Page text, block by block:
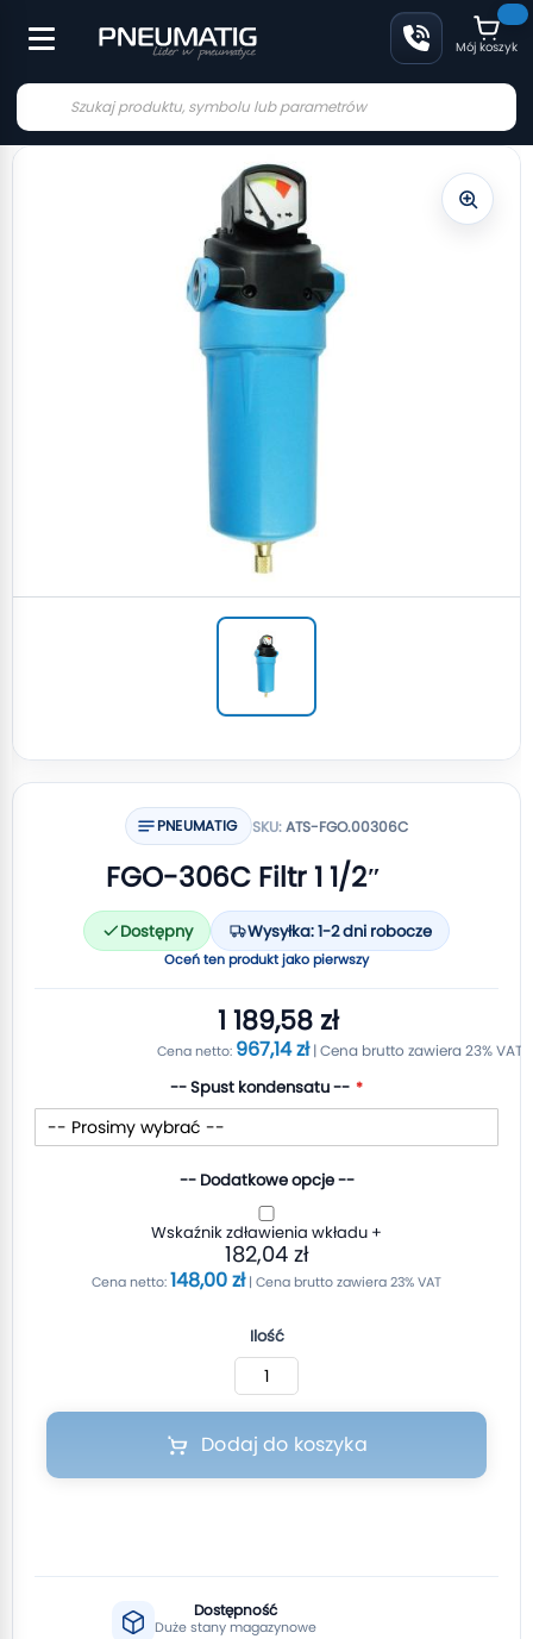
Mój koszyk
PNEUMATIG SKU:ATS-FGO.00306C
FGO-306C Filtr 1 1/2″
Dostępny Wysyłka: 1-2 dni robocze
Oceń ten produkt jako pierwszy
1 189,58 zł
967,14 zł
-- Spust kondensatu --
-- Dodatkowe opcje --
Wskaźnik zdławienia wkładu +
182,04 zł
148,00 zł
Ilość
Dodaj do koszyka
Dostępność
Duże stany magazynowe